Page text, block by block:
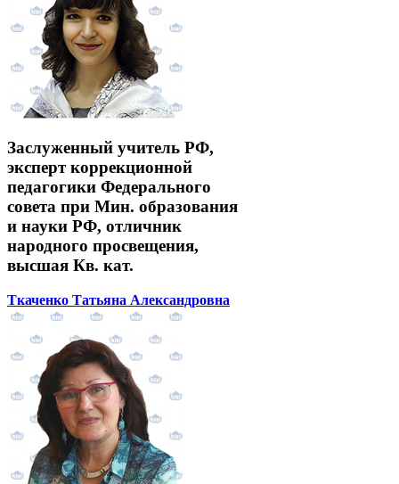
Заслуженный учитель РФ,
эксперт коррекционной
педагогики Федерального
совета при Мин. образования
и науки РФ, отличник
народного просвещения,
высшая Кв. кат.
Ткаченко Татьяна Александровна